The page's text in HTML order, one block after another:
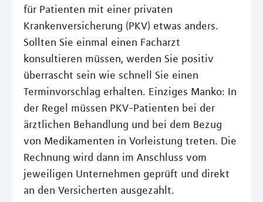
für Patienten mit einer privaten
Krankenversicherung (PKV) etwas anders.
Sollten Sie einmal einen Facharzt
konsultieren müssen, werden Sie positiv
überrascht sein wie schnell Sie einen
Terminvorschlag erhalten. Einziges Manko: In
der Regel müssen PKV-Patienten bei der
ärztlichen Behandlung und bei dem Bezug
von Medikamenten in Vorleistung treten. Die
Rechnung wird dann im Anschluss vom
jeweiligen Unternehmen geprüft und direkt
an den Versicherten ausgezahlt.